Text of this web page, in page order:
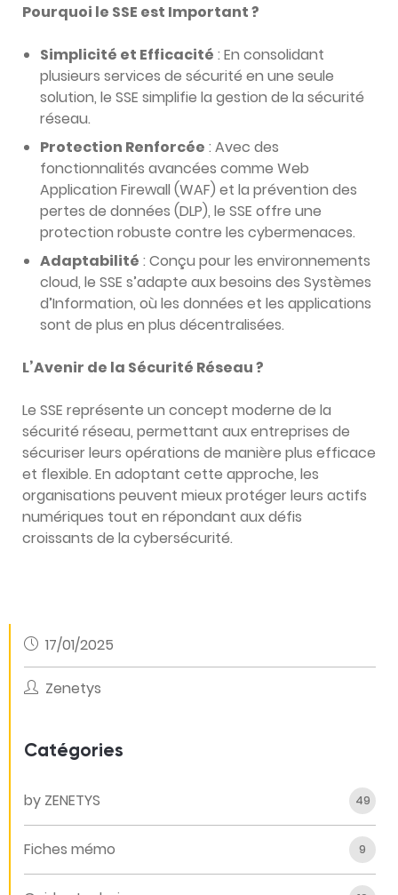
Pourquoi le SSE est Important ?
Simplicité et Efficacité : En consolidant
plusieurs services de sécurité en une seule
solution, le SSE simplifie la gestion de la sécurité
réseau.
Protection Renforcée : Avec des
fonctionnalités avancées comme Web
Application Firewall (WAF) et la prévention des
pertes de données (DLP), le SSE offre une
protection robuste contre les cybermenaces.
Adaptabilité : Conçu pour les environnements
cloud, le SSE s’adapte aux besoins des Systèmes
d’Information, où les données et les applications
sont de plus en plus décentralisées.
L’Avenir de la Sécurité Réseau ?
Le SSE représente un concept moderne de la
sécurité réseau, permettant aux entreprises de
sécuriser leurs opérations de manière plus efficace
et flexible. En adoptant cette approche, les
organisations peuvent mieux protéger leurs actifs
numériques tout en répondant aux défis
croissants de la cybersécurité.
17/01/2025
Zenetys
Catégories
by ZENETYS 49
Fiches mémo 9